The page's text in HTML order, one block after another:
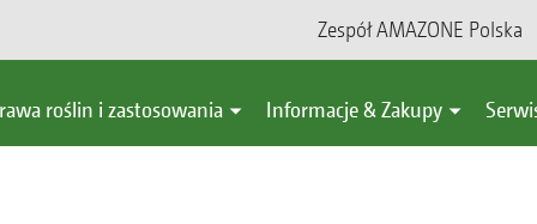
Zespół AMAZONE Polska
roślin i zastosowania Informacje & Zakupy